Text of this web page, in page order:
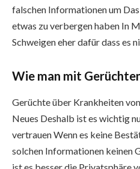
falschen Informationen um
etwas zu verbergen haben In
Schweigen eher dafür dass es
Wie man mit
Gerüchte über Krankheiten
Neues Deshalb ist es wichtig
vertrauen Wenn es keine
solchen Informationen keinen